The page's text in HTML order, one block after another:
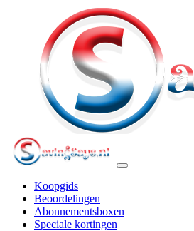
Koopgids
Beoordelingen
Abonnementsboxen
Speciale kortingen